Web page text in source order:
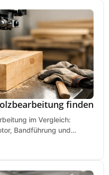
finden
im Vergleich:
Bandführung und